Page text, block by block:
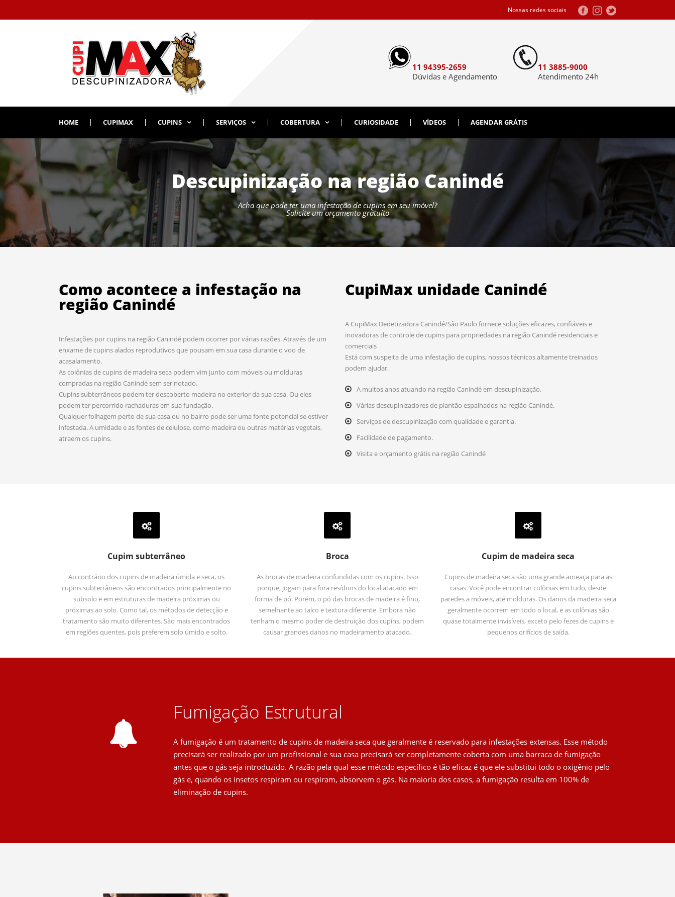
Nossas redes sociais
11 94395-2659
Dúvidas e Agendamento
11 3885-9000
Atendimento 24h
HOME CUPIMAX CUPINS SERVIÇOS COBERTURA CURIOSIDADE VÍDEOS AGENDAR GRÁTIS
Descupinização na região Canindé
Acha que pode ter uma infestação de cupins em seu imóvel?
Solicite um orçamento grátuito
Como acontece a infestação na
região Canindé
Infestações por cupins na região Canindé podem ocorrer por várias razões. Através de um
enxame de cupins alados reprodutivos que pousam em sua casa durante o voo de
acasalamento.
As colônias de cupins de madeira seca podem vim junto com móveis ou molduras
compradas na região Canindé sem ser notado.
Cupins subterrâneos podem ter descoberto madeira no exterior da sua casa. Ou eles
podem ter percorrido rachaduras em sua fundação.
Qualquer folhagem perto de sua casa ou no bairro pode ser uma fonte potencial se estiver
infestada. A umidade e as fontes de celulose, como madeira ou outras matérias vegetais,
atraem os cupins.
CupiMax unidade Canindé
A CupiMax Dedetizadora Canindé/São Paulo fornece soluções eficazes, confiáveis e
inovadoras de controle de cupins para propriedades na região Canindé residenciais e
comerciais
Está com suspeita de uma infestação de cupins, nossos técnicos altamente treinados
podem ajudar.
A muitos anos atuando na região Canindé em descupinização.
Várias descupinizadores de plantão espalhados na região Canindé.
Serviços de descupinização com qualidade e garantia.
Facilidade de pagamento.
Visita e orçamento grátis na região Canindé
Cupim subterrâneo
Ao contrário dos cupins de madeira úmida e seca, os
cupins subterrâneos são encontrados principalmente no
subsolo e em estruturas de madeira próximas ou
próximas ao solo. Como tal, os métodos de detecção e
tratamento são muito diferentes. São mais encontrados
em regiões quentes, pois preferem solo úmido e solto.
Broca
As brocas de madeira confundidas com os cupins. Isso
porque, jogam para fora resíduos do local atacado em
forma de pó. Porém, o pó das brocas de madeira é fino,
semelhante ao talco e textura diferente. Embora não
tenham o mesmo poder de destruição dos cupins, podem
causar grandes danos no madeiramento atacado.
Cupim de madeira seca
Cupins de madeira seca são uma grande ameaça para as
casas. Você pode encontrar colônias em tudo, desde
paredes a móveis, até molduras. Os danos da madeira seca
geralmente ocorrem em todo o local, e as colônias são
quase totalmente invisíveis, exceto pelo fezes de cupins e
pequenos orifícios de saída.
Fumigação Estrutural
A fumigação é um tratamento de cupins de madeira seca que geralmente é reservado para infestações extensas. Esse método
precisará ser realizado por um profissional e sua casa precisará ser completamente coberta com uma barraca de fumigação
antes que o gás seja introduzido. A razão pela qual esse método específico é tão eficaz é que ele substitui todo o oxigênio pelo
gás e, quando os insetos respiram ou respiram, absorvem o gás. Na maioria dos casos, a fumigação resulta em 100% de
eliminação de cupins.